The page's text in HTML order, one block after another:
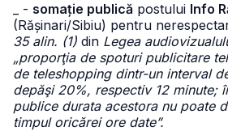
_ - somație publică postului Info
(Rășinari/Sibiu) pentru
35 alin. (1) din Legea
„proporţia de spoturi publicitare
de teleshopping dintr-un interval
depăşi 20%, respectiv 12 minute;
publice durata acestora nu poate
timpul oricărei ore date”.